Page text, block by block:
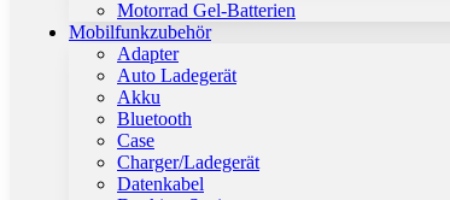
Motorrad Gel-Batterien
Mobilfunkzubehör
Adapter
Auto Ladegerät
Akku
Bluetooth
Case
Charger/Ladegerät
Datenkabel